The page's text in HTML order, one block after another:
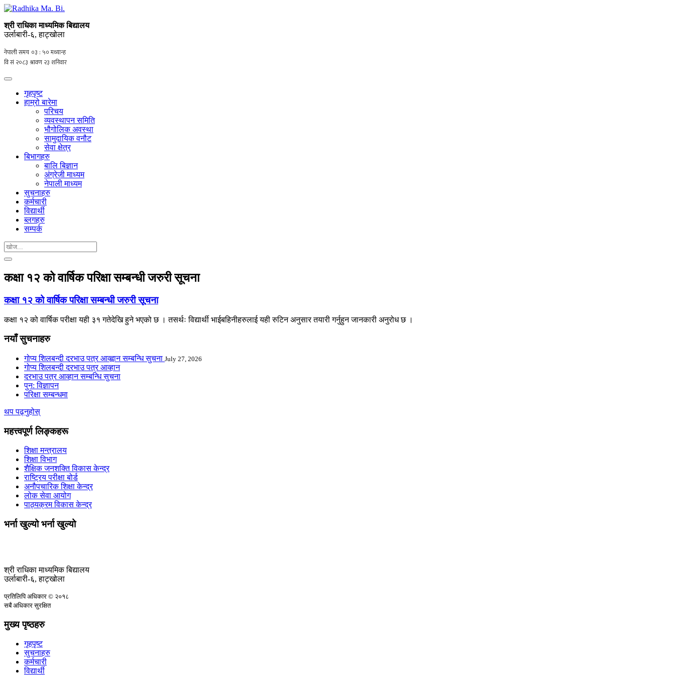
श्री राधिका माध्यमिक बिद्यालय
उर्लाबारी-६, हाट्खोला
गृहपृष्ट
हाम्रो बारेमा
परिचय
व्यवस्थापन समिति
भौगोलिक अवस्था
सामुदायिक वनौट
सेवा क्षेत्र
बिभागहरु
बालि बिज्ञान
अंग्रेजी माध्यम
नेपाली माध्यम
सुचनाहरु
कर्मचारी
विद्यार्थी
ब्लगहरु
सम्पर्क
कक्षा १२ को वार्षिक परिक्षा सम्बन्धी जरुरी सूचना
कक्षा १२ को वार्षिक परिक्षा सम्बन्धी जरुरी सूचना
कक्षा १२ को वार्षिक परीक्षा यही ३१ गतेदेखि हुने भएको छ । तसर्थः विद्यार्थी भाईबहिनीहरुलाई यही रुटिन अनुसार तयारी गर्नुहुन जानकारी अनुरोध छ ।
नयाँ सुचनाहरु
गोप्य शिलबन्दी दरभाउ पत्र आव्ह्वान सम्बन्धि सुचना July 27, 2026
गोप्य शिलबन्दी दरभाउ पत्र आव्हान
दरभाउ पत्र आव्हान सम्बन्धि सुचना
पुन: विज्ञापन
परिक्षा सम्बन्धमा
थप पढ्नुहोस्
महत्त्वपूर्ण लिङ्कहरू
शिक्षा मन्त्रालय
शिक्षा विभाग
शैक्षिक जनशक्ति विकास केन्द्र
राष्ट्रिय परीक्षा बोर्ड
अनौपचारिक शिक्षा केन्द्र
लोक सेवा आयोग
पाठ्यक्रम विकास केन्द्र
भर्ना खुल्यो भर्ना खुल्यो
श्री राधिका माध्यमिक बिद्यालय
उर्लाबारी-६, हाट्खोला
प्रतिलिपि अधिकार © २०१८
सबै अधिकार सुरक्षित
मुख्य पृष्ठहरु
गृहपृष्ट
सुचनाहरु
कर्मचारी
विद्यार्थी